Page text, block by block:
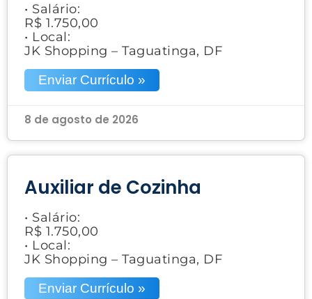
• Salário:
R$ 1.750,00
• Local:
JK Shopping – Taguatinga, DF
Enviar Currículo »
8 de agosto de 2026
Auxiliar de Cozinha
• Salário:
R$ 1.750,00
• Local:
JK Shopping – Taguatinga, DF
Enviar Currículo »